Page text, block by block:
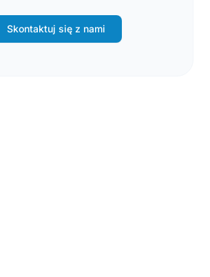
Skontaktuj się z nami